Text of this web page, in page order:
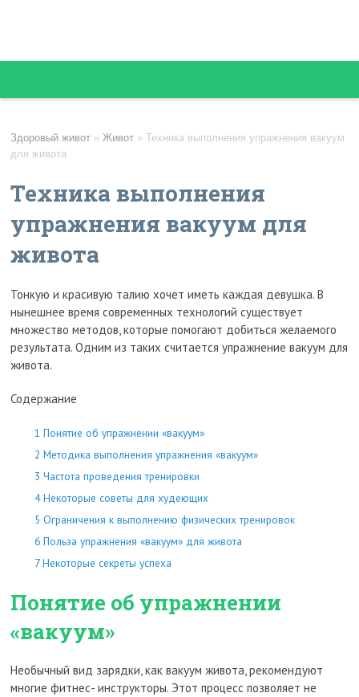
Здоровый живот »Живот »Техника выполнения упражнения вакуум
для живота
Техника выполнения
упражнения вакуум для
живота
Тонкую и красивую талию хочет иметь каждая девушка. В
нынешнее время современных технологий существует
множество методов, которые помогают добиться желаемого
результата. Одним из таких считается упражнение вакуум для
живота.
Содержание
1 Понятие об упражнении «вакуум»
2 Методика выполнения упражнения «вакуум»
3 Частота проведения тренировки
4Некоторые советы для худеющих
5 Ограничения к выполнению физических тренировок
6 Польза упражнения «вакуум» для живота
7Некоторые секреты успеха
Понятие об упражнении
«вакуум»
Необычный вид зарядки, как вакуум живота, рекомендуют
многие фитнес- инструкторы. Этот процесс позволяет не